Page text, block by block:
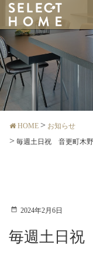
HOME
お知らせ
毎週土日祝 音更町木野
2024年2月6日
毎週土日